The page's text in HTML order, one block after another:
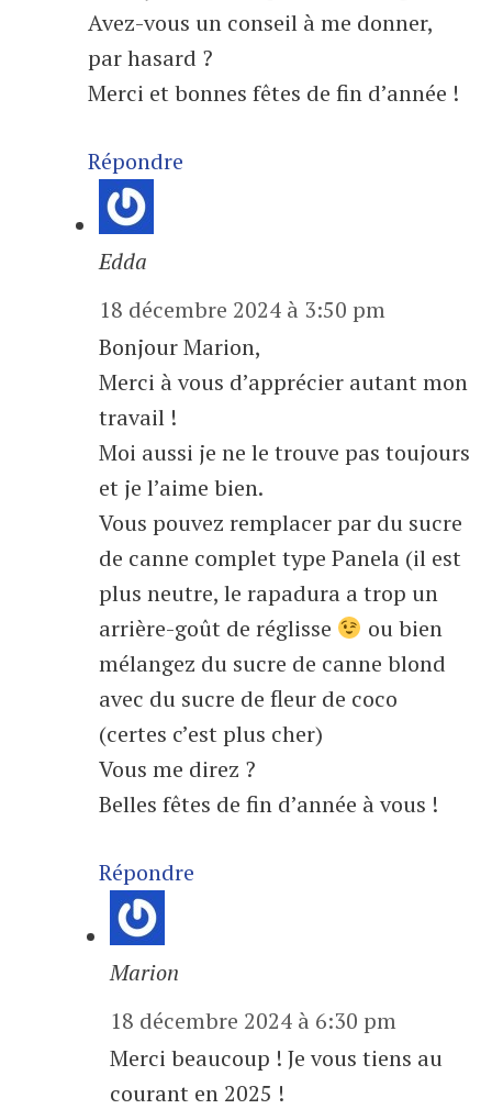
Avez-vous un conseil à me donner,
par hasard ?
Merci et bonnes fêtes de fin d’année !
Répondre
Edda
18 décembre 2024 à 3:50 pm
Bonjour Marion,
Merci à vous d’apprécier autant mon
travail !
Moi aussi je ne le trouve pas toujours
et je l’aime bien.
Vous pouvez remplacer par du sucre
de canne complet type Panela (il est
plus neutre, le rapadura a trop un
arrière-goût de réglisse
ou bien
mélangez du sucre de canne blond
avec du sucre de fleur de coco
(certes c’est plus cher)
Vous me direz ?
Belles fêtes de fin d’année à vous !
Répondre
Marion
18 décembre 2024 à 6:30 pm
Merci beaucoup ! Je vous tiens au
courant en 2025 !